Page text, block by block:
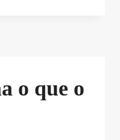
o que o